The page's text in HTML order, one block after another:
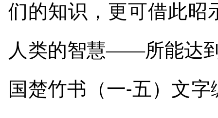
们的知识，更可借此
人类的智慧——所能达
国楚竹书（一-五）文字